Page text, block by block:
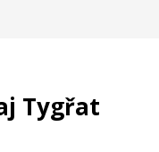
Tygřat